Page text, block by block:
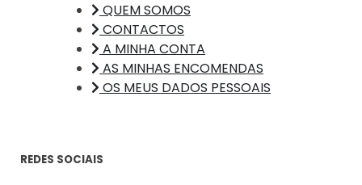
QUEM SOMOS
CONTACTOS
A MINHA CONTA
AS MINHAS ENCOMENDAS
OS MEUS DADOS PESSOAIS
REDES SOCIAIS